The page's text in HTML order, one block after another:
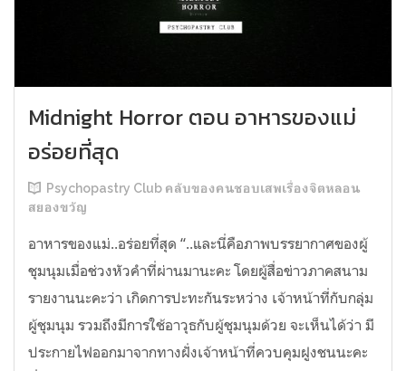
Midnight Horror ตอน อาหารของแม่
อร่อยที่สุด
Psychopastry Club คลับของคนชอบเสพเรื่องจิตหลอน
สยองขวัญ
อาหารของแม่..อร่อยที่สุด “..และนี่คือภาพบรรยากาศของผู้
ชุมนุมเมื่อช่วงหัวคำที่ผ่านมานะคะ โดยผู้สื่อข่าวภาคสนาม
รายงานนะคะว่า เกิดการปะทะกันระหว่าง เจ้าหน้าที่กับกลุ่ม
ผู้ชุมนุม รวมถึงมีการใช้อาวุธกับผู้ชุมนุมด้วย จะเห็นได้ว่า มี
ประกายไฟออกมาจากทางฝั่งเจ้าหน้าที่ควบคุมฝูงชนนะคะ